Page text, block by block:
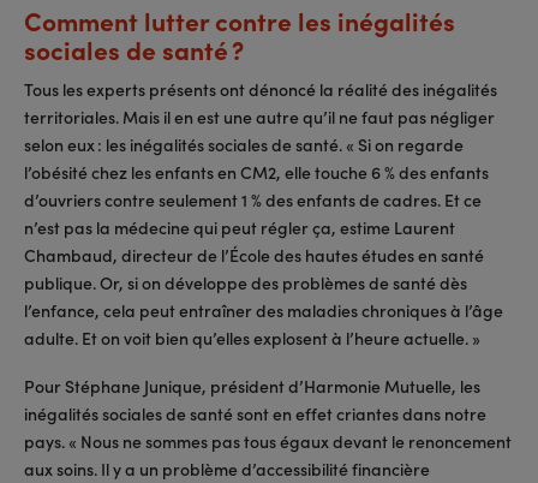
Comment lutter contre les inégalités
sociales de santé ?
Tous les experts présents ont dénoncé la réalité des inégalités
territoriales. Mais il en est une autre qu’il ne faut pas négliger
selon eux : les inégalités sociales de santé. « Si on regarde
l’obésité chez les enfants en CM2, elle touche 6 % des enfants
d’ouvriers contre seulement 1 % des enfants de cadres. Et ce
n’est pas la médecine qui peut régler ça, estime Laurent
Chambaud, directeur de l’École des hautes études en santé
publique. Or, si on développe des problèmes de santé dès
l’enfance, cela peut entraîner des maladies chroniques à l’âge
adulte. Et on voit bien qu’elles explosent à l’heure actuelle. »
Pour Stéphane Junique, président d’Harmonie Mutuelle, les
inégalités sociales de santé sont en effet criantes dans notre
pays. « Nous ne sommes pas tous égaux devant le renoncement
aux soins. Il y a un problème d’accessibilité financière